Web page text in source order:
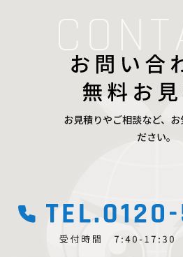
お見積りやご相談など、
ださい。